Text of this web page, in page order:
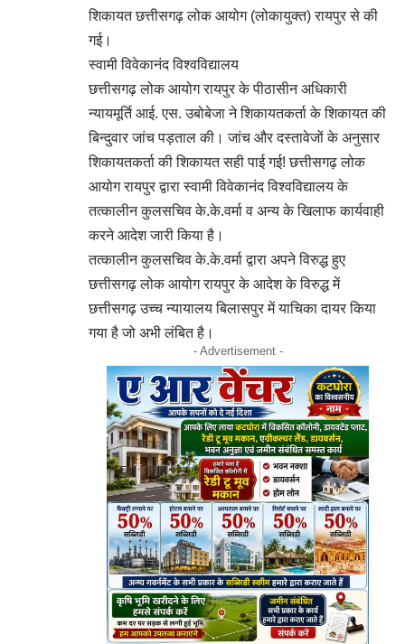
शिकायत छत्तीसगढ़ लोक आयोग (लोकायुक्त) रायपुर से की
गई।
स्वामी विवेकानंद विश्वविद्यालय
छत्तीसगढ़ लोक आयोग रायपुर के पीठासीन अधिकारी
न्यायमूर्ति आई. एस. उबोबेजा ने शिकायतकर्ता के शिकायत की
बिन्दुवार जांच पड़ताल की। जांच और दस्तावेजों के अनुसार
शिकायतकर्ता की शिकायत सही पाई गई! छत्तीसगढ़ लोक
आयोग रायपुर द्वारा स्वामी विवेकानंद विश्वविद्यालय के
तत्कालीन कुलसचिव के.के.वर्मा व अन्य के खिलाफ कार्यवाही
करने आदेश जारी किया है।
तत्कालीन कुलसचिव के.के.वर्मा द्वारा अपने विरुद्ध हुए
छत्तीसगढ़ लोक आयोग रायपुर के आदेश के विरुद्ध में
छत्तीसगढ़ उच्च न्यायालय बिलासपुर में याचिका दायर किया
गया है जो अभी लंबित है।
- Advertisement -